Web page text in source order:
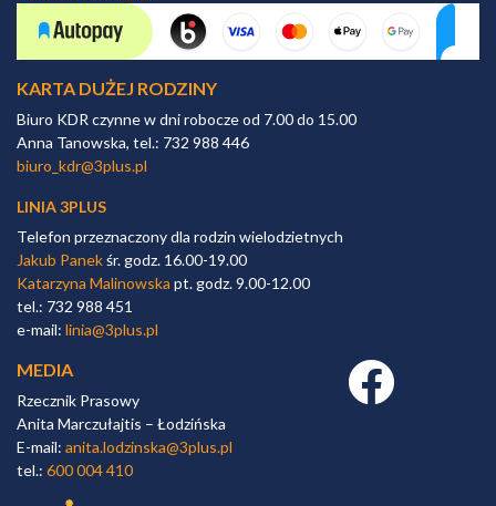
KARTA DUŻEJ RODZINY
Biuro KDR czynne w dni robocze od 7.00 do 15.00
Anna Tanowska, tel.: 732 988 446
biuro_kdr@3plus.pl
LINIA 3PLUS
Telefon przeznaczony dla rodzin wielodzietnych
Jakub Panekśr. godz. 16.00-19.00
Katarzyna Malinowska pt. godz. 9.00-12.00
tel.: 732 988 451
e-mail: linia@3plus.pl
MEDIA
Rzecznik Prasowy
Anita Marczułajtis – Łodzińska
E-mail: anita.lodzinska@3plus.pl
tel.: 600 004 410
Facebook link